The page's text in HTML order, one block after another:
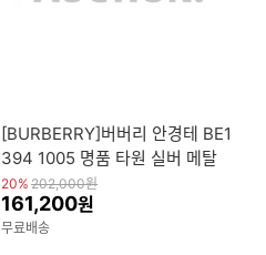
[BURBERRY]버버리 안경테 BE1
394 1005 명품 타원 실버 메탈
여자 남자 패션
20% 202,000원
161,200원
무료배송